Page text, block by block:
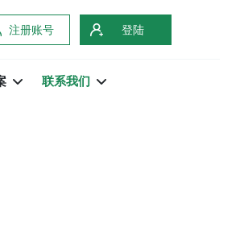
注册账号 登陆
联系我们